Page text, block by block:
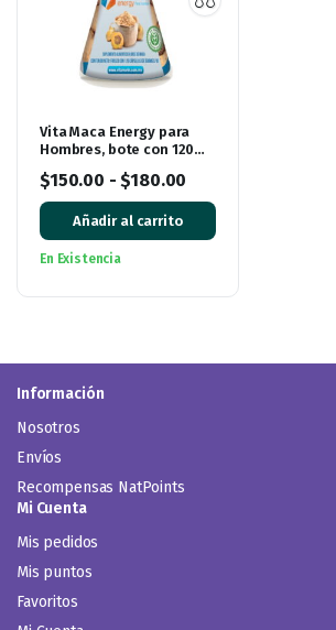
Vita Maca Energy para
Hombres, bote con 120
$150.00 - $180.00
Añadir al carrito
En Existencia
Información
Nosotros
Envíos
Recompensas NatPoints
Mi Cuenta
Mis pedidos
Mis puntos
Favoritos